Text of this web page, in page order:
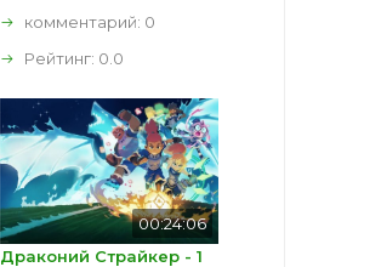
комментарий: 0
Рейтинг: 0.0
00:24:06
Драконий Страйкер - 1